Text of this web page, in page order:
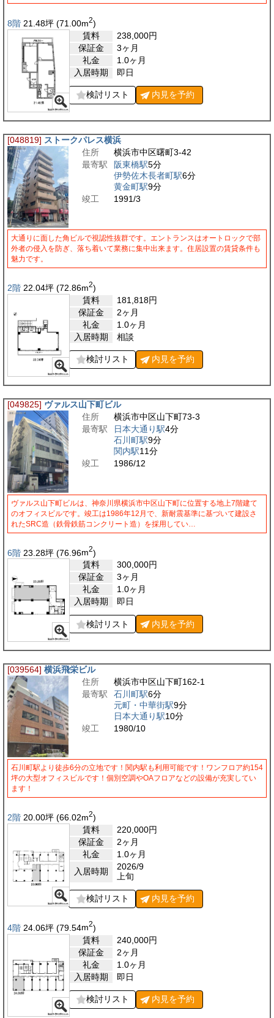
8階 21.48坪 (71.00m2)
賃料
238,000円
保証金
3ヶ月
礼金
1.0ヶ月
入居時期
即日
検討リスト 内見を予約
[048819] ストークパレス横浜
住所
横浜市中区曙町3-42
最寄駅
阪東橋駅5分
伊勢佐木長者町駅6分
黄金町駅9分
竣工
1991/3
大通りに面した角ビルで視認性抜群です。エントランスはオートロックで部
外者の侵入を防ぎ、落ち着いて業務に集中出来ます。住居設置の賃貸条件も
魅力です。
2階 22.04坪 (72.86m2)
賃料
181,818円
保証金
2ヶ月
礼金
1.0ヶ月
入居時期
相談
検討リスト 内見を予約
[049825] ヴァルス山下町ビル
住所
横浜市中区山下町73-3
最寄駅
日本大通り駅4分
石川町駅9分
関内駅11分
竣工
1986/12
ヴァルス山下町ビルは、神奈川県横浜市中区山下町に位置する地上7階建て
のオフィスビルです。竣工は1986年12月で、新耐震基準に基づいて建設さ
れたSRC造（鉄骨鉄筋コンクリート造）を採用してい…
6階 23.28坪 (76.96m2)
賃料
300,000円
保証金
3ヶ月
礼金
1.0ヶ月
入居時期
即日
検討リスト 内見を予約
[039564] 横浜飛栄ビル
住所
横浜市中区山下町162-1
最寄駅
石川町駅6分
元町・中華街駅9分
日本大通り駅10分
竣工
1980/10
石川町駅より徒歩6分の立地です！関内駅も利用可能です！ワンフロア約154
坪の大型オフィスビルです！個別空調やOAフロアなどの設備が充実してい
ます！
2階 20.00坪 (66.02m2)
賃料
220,000円
保証金
2ヶ月
礼金
1.0ヶ月
入居時期
2026/9
上旬
検討リスト 内見を予約
4階 24.06坪 (79.54m2)
賃料
240,000円
保証金
2ヶ月
礼金
1.0ヶ月
入居時期
即日
検討リスト 内見を予約